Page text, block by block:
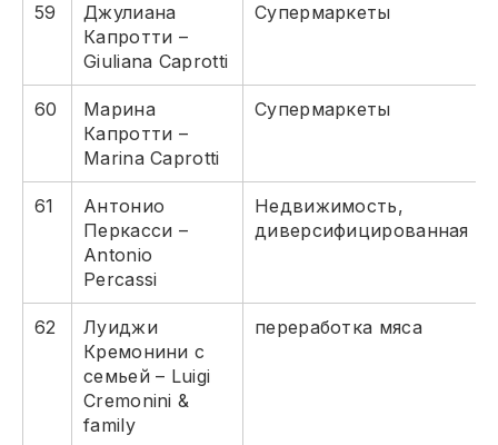
59
Джулиана
Капротти –
Giuliana Caprotti
Супермаркеты
60
Марина
Капротти –
Marina Caprotti
Супермаркеты
61
Антонио
Перкасси –
Antonio
Percassi
Недвижимость,
диверсифицированная
62
Луиджи
Кремонини с
семьей – Luigi
Cremonini &
family
переработка мяса